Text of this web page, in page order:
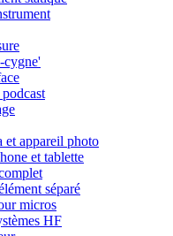
cygne'
et appareil photo
et tablette
séparé
micros
HF